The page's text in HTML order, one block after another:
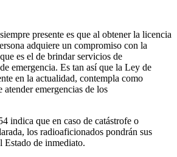
presente es que al obtener la licencia
adquiere un compromiso con la
es el de brindar servicios de
emergencia. Es tan así que la Ley de
en la actualidad, contempla como
emergencias de los
indica que en caso de catástrofe o
los radioaficionados pondrán sus
Estado de inmediato.